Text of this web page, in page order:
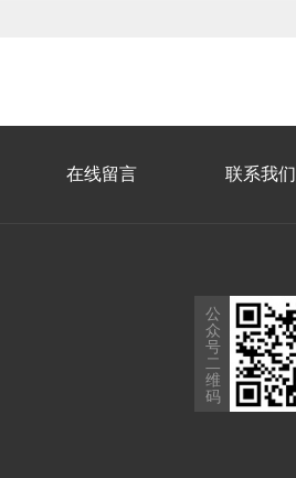
在线留言 联系我们
公
众
号
二
维
码